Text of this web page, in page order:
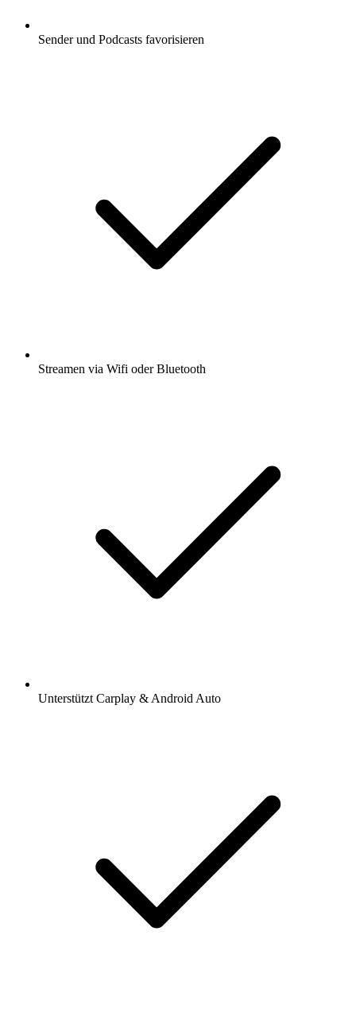
Sender und Podcasts favorisieren
Streamen via Wifi oder Bluetooth
Unterstützt Carplay & Android Auto